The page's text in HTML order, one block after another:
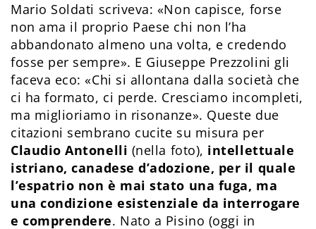
Mario Soldati scriveva: «Non capisce, forse
non ama il proprio Paese chi non l’ha
abbandonato almeno una volta, e credendo
fosse per sempre». E Giuseppe Prezzolini gli
faceva eco: «Chi si allontana dalla società che
ci ha formato, ci perde. Cresciamo incompleti,
ma miglioriamo in risonanze». Queste due
citazioni sembrano cucite su misura per
Claudio Antonelli (nella foto), intellettuale
istriano, canadese d’adozione, per il quale
l’espatrio non è mai stato una fuga, ma
una condizione esistenziale da interrogare
e comprendere. Nato a Pisino (oggi in